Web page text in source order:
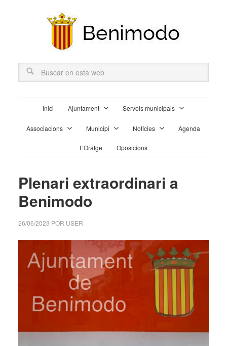
Inici Ajuntament Serveis municipals
Associacions Municipi Notícies Agenda
L’Oratge Oposicions
Plenari extraordinari a
Benimodo
26/06/2023 POR USER